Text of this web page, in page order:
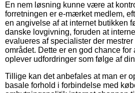
En nem løsning kunne være at
forretningen er e-mærket medlem,
en angivelse af at internet butikken
danske lovgivning, foruden at
evalueres af specialister der
området. Dette er en god chance for
oplever udfordringer som følge af
Tillige kan det anbefales at man er
basale forhold i forbindelse med